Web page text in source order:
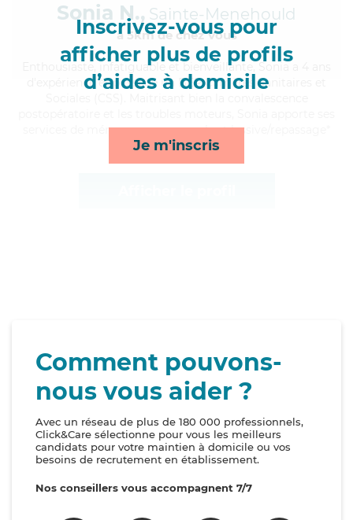
Inscrivez-vous pour
afficher plus de profils
d’aides à domicile
Je m'inscris
Sonia N., Sainte-Menehould
à 5km de chez Vous
, infatiguable et bienveillante, Sonia a 4 ans
d'expérience et possède un BEP Carrières Sanitaires et
services de ménage, repas, rappels et lessive/repassage*
Comment pouvons-
nous vous aider ?
Avec un réseau de plus de 180 000 professionnels,
Click&Care sélectionne pour vous les meilleurs
candidats pour votre maintien à domicile ou vos
besoins de recrutement en établissement.
Nos conseillers vous accompagnent 7/7